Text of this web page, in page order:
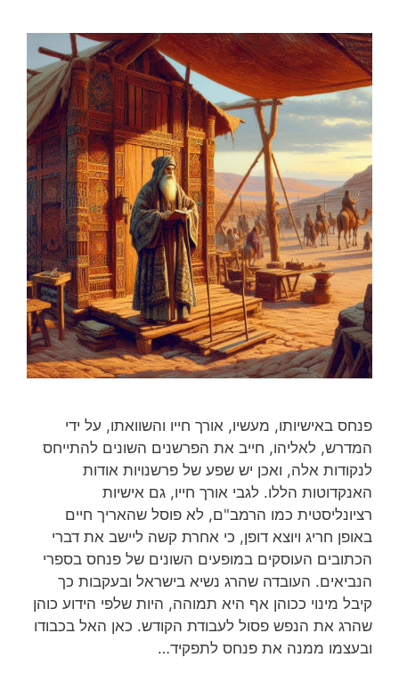
פנחס באישיותו, מעשיו, אורך חייו והשוואתו, על ידי
המדרש, לאליהו, חייב את הפרשנים השונים להתייחס
לנקודות אלה, ואכן יש שפע של פרשנויות אודות
האנקדוטות הללו. לגבי אורך חייו, גם אישיות
רציונליסטית כמו הרמב"ם, לא פוסל שהאריך חיים
באופן חריג ויוצא דופן, כי אחרת קשה ליישב את דברי
הכתובים העוסקים במופעים השונים של פנחס בספרי
הנביאים. העובדה שהרג נשיא בישראל ובעקבות כך
קיבל מינוי ככוהן אף היא תמוהה, היות שלפי הידוע כוהן
שהרג את הנפש פסול לעבודת הקודש. כאן האל בכבודו
ובעצמו ממנה את פנחס לתפקיד…